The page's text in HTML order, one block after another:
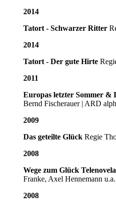
2014
Tatort - Schwarzer Ritter
2014
Tatort - Der gute Hirte
2011
Europas letzter Sommer &
Bernd Fischerauer | ARD
2009
Das geteilte Glück Regie
2008
Wege zum Glück Telenovela
Franke, Axel Hennemann
2008